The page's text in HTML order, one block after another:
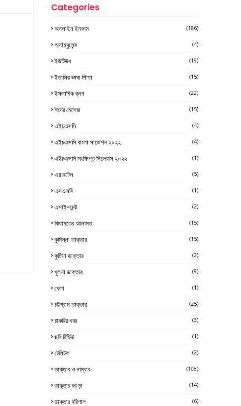
Categories
অনলাইন ইনকাম (186)
অ্যাম্বুলেন্স (4)
ইউটিউব (19)
ইতালির ভাষা শিক্ষা (15)
ইসলামিক ব্লগ (22)
ঈদের মেসেজ (15)
এইচএসসি (4)
এইচএসসি বাংলা সাজেশন ২০২২ (4)
এইচএসসি সংক্ষিপ্ত সিলেবাস ২০২২ (1)
এয়ারটেল (5)
এসএসসি (1)
এসাইনমেন্ট (2)
কিয়ামতের আলামত (15)
কুমিল্লা ডাক্তার (15)
কুষ্টিয়া ডাক্তার (2)
খুলনা ডাক্তার (9)
খেলা (1)
চট্টগ্রাম ডাক্তার (25)
চাকরির খবর (3)
ছবি রিভিউ (1)
টেলিটক (2)
ডাক্তার ও নাম্বার (108)
ডাক্তার বগুড়া (14)
ডাক্তার বরিশাল (6)